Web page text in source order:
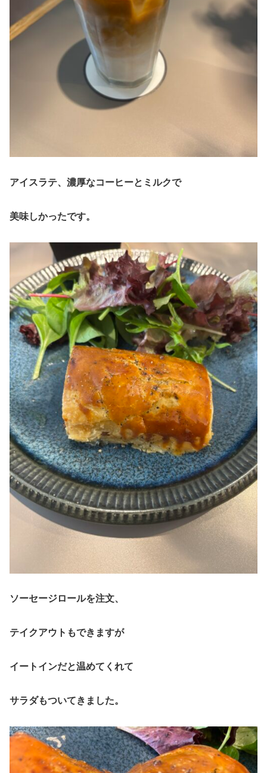
アイスラテ、 濃厚なコーヒーとミルクで
美味しかったです。
ソーセージロールを注文、
テイクアウトもできますが
イートインだと温めてくれて
サラダもついてきました。